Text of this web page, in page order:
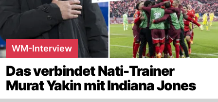
WM-Interview
Das verbindet Nati-Trainer
Murat Yakin mit Indiana Jones